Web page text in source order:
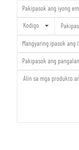
Kodigo